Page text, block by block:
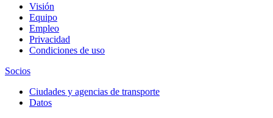
Visión
Equipo
Empleo
Privacidad
Condiciones de uso
Socios
Ciudades y agencias de transporte
Datos